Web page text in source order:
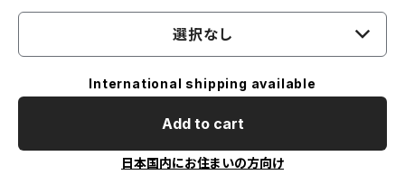
選択なし
International shipping available
Add to cart
日本国内にお住まいの方向け